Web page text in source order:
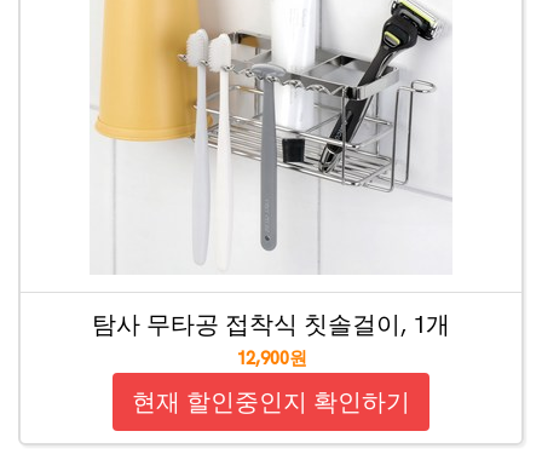
탐사 무타공 접착식 칫솔걸이, 1개
12,900원
현재 할인중인지 확인하기